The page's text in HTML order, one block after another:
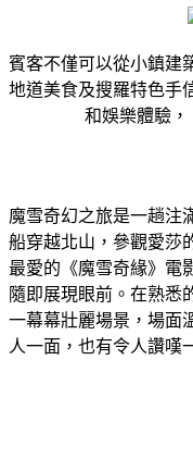
賓客不僅可以從小鎮建
地道美食及搜羅特色手
和娛樂體驗，
魔雪奇幻之旅是一趟注
船穿越北山，參觀愛莎
最愛的《魔雪奇緣》電
隨即展現眼前。在熟悉
一幕幕壯麗場景，場面
人一面，也有令人讚嘆